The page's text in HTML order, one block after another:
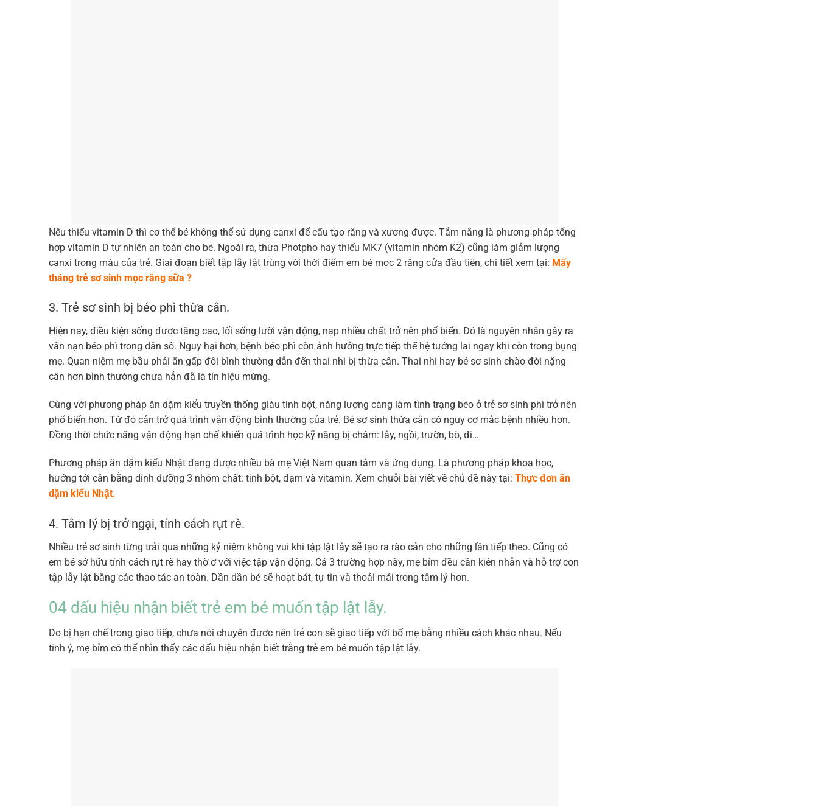
Nếu thiếu vitamin D thì cơ thể bé không thể sử dụng canxi để cấu tạo răng và xương được. Tắm nắng là phương pháp tổng
hợp vitamin D tự nhiên an toàn cho bé. Ngoài ra, thừa Photpho hay thiếu MK7 (vitamin nhóm K2) cũng làm giảm lượng
canxi trong máu của trẻ. Giai đoạn biết tập lẫy lật trùng với thời điểm em bé mọc 2 răng cửa đầu tiên, chi tiết xem tại: Mấy
tháng trẻ sơ sinh mọc răng sữa ?
3. Trẻ sơ sinh bị béo phì thừa cân.
Hiện nay, điều kiện sống được tăng cao, lối sống lười vận động, nạp nhiều chất trở nên phổ biến. Đó là nguyên nhân gây ra
vấn nạn béo phì trong dân số. Nguy hại hơn, bệnh béo phì còn ảnh hưởng trực tiếp thế hệ tưởng lai ngay khi còn trong bụng
mẹ. Quan niệm mẹ bầu phải ăn gấp đôi bình thường dẫn đến thai nhi bị thừa cân. Thai nhi hay bé sơ sinh chào đời nặng
cân hơn bình thường chưa hẳn đã là tín hiệu mừng.
Cùng với phương pháp ăn dặm kiểu truyền thống giàu tinh bột, năng lượng càng làm tình trạng béo ở trẻ sơ sinh phì trở nên
phổ biến hơn. Từ đó cản trở quá trình vận động bình thường của trẻ. Bé sơ sinh thừa cân có nguy cơ mắc bệnh nhiều hơn.
Đồng thời chức năng vận động hạn chế khiến quá trình học kỹ năng bị châm: lẫy, ngồi, trườn, bò, đi…
Phương pháp ăn dặm kiểu Nhật đang được nhiều bà mẹ Việt Nam quan tâm và ứng dụng. Là phương pháp khoa học,
hướng tới cân bằng dinh dưỡng 3 nhóm chất: tinh bột, đạm và vitamin. Xem chuỗi bài viết về chủ đề này tại: Thực đơn ăn
dặm kiểu Nhật.
4. Tâm lý bị trở ngại, tính cách rụt rè.
Nhiều trẻ sơ sinh từng trải qua những kỷ niệm không vui khi tập lật lẫy sẽ tạo ra rào cản cho những lần tiếp theo. Cũng có
em bé sở hữu tính cách rụt rè hay thờ ơ với việc tập vận động. Cả 3 trường hợp này, mẹ bỉm đều cần kiên nhẫn và hỗ trợ con
tập lẫy lật bằng các thao tác an toàn. Dần dần bé sẽ hoạt bát, tự tin và thoải mái trong tâm lý hơn.
04 dấu hiệu nhận biết trẻ em bé muốn tập lật lẫy.
Do bị hạn chế trong giao tiếp, chưa nói chuyện được nên trẻ con sẽ giao tiếp với bố mẹ bằng nhiều cách khác nhau. Nếu
tinh ý, mẹ bỉm có thể nhìn thấy các dấu hiệu nhận biết trằng trẻ em bé muốn tập lật lẫy.